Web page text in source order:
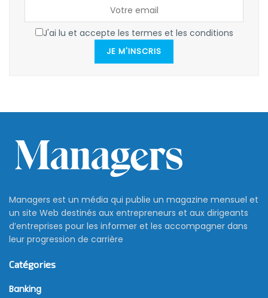
J'ai lu et accepte les termes et les conditions
JE M'INSCRIS
Managers est un média qui publie un magazine mensuel et
un site Web destinés aux entrepreneurs et aux dirigeants
d’entreprises pour les informer et les accompagner dans
leur progression de carrière
Catégories
Banking